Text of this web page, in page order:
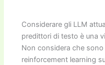
Considerare gli LLM
predittori di testo è una
Non considera che
reinforcement learning